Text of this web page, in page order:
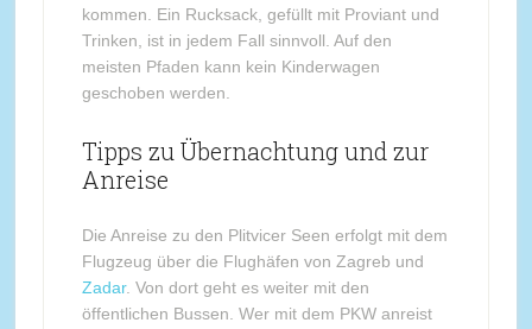
kommen. Ein Rucksack, gefüllt mit Proviant und
Trinken, ist in jedem Fall sinnvoll. Auf den
meisten Pfaden kann kein Kinderwagen
geschoben werden.
Tipps zu Übernachtung und zur
Anreise
Die Anreise zu den Plitvicer Seen erfolgt mit dem
Flugzeug über die Flughäfen von Zagreb und
Zadar. Von dort geht es weiter mit den
öffentlichen Bussen. Wer mit dem PKW anreist